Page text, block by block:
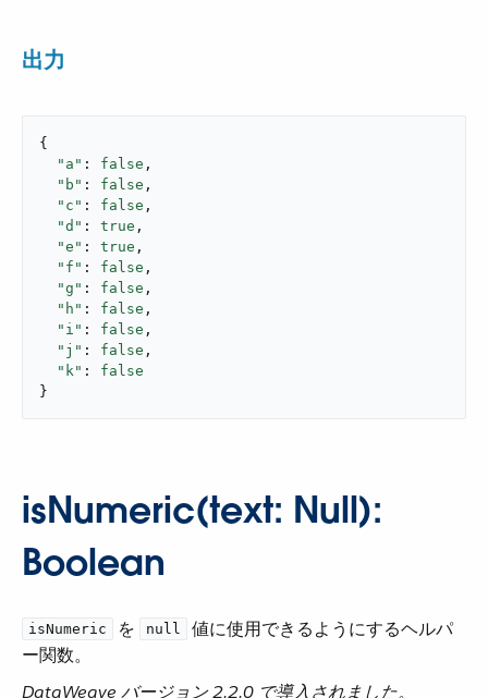
出力
{
"a" : false ,
"b" : false ,
"c" : false ,
"d" : true ,
"e" : true ,
"f" : false ,
"g" : false ,
"h" : false ,
"i" : false ,
"j" : false ,
"k" : false
}
isNumeric(text: Null):
Boolean
isNumeric ​ を ​ null
​ 値に使用できるようにするヘルパ
ー関数。
DataWeave バージョン 2.2.0 で導入されました。